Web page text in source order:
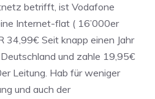
betrifft, ist Vodafone
Internet-flat ( 16’000er
34,99€ Seit knapp einen Jahr
und zahle 19,95€
Leitung. Hab für weniger
und auch der